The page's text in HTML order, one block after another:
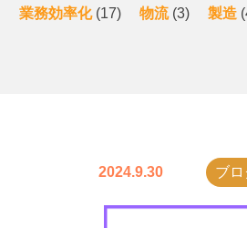
業務効率化(17) 物流(3) 製造
2024.9.30 ブ